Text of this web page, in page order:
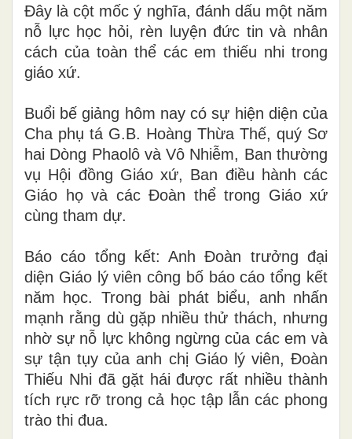
Đây là cột mốc ý nghĩa, đánh dấu một năm
nỗ lực học hỏi, rèn luyện đức tin và nhân
cách của toàn thể các em thiếu nhi trong
giáo xứ.
Buổi bế giảng hôm nay có sự hiện diện của
Cha phụ tá G.B. Hoàng Thừa Thế, quý Sơ
hai Dòng Phaolô và Vô Nhiễm, Ban thường
vụ Hội đồng Giáo xứ, Ban điều hành các
Giáo họ và các Đoàn thể trong Giáo xứ
cùng tham dự.
Báo cáo tổng kết: Anh Đoàn trưởng đại
diện Giáo lý viên công bố báo cáo tổng kết
năm học. Trong bài phát biểu, anh nhấn
mạnh rằng dù gặp nhiều thử thách, nhưng
nhờ sự nỗ lực không ngừng của các em và
sự tận tụy của anh chị Giáo lý viên, Đoàn
Thiếu Nhi đã gặt hái được rất nhiều thành
tích rực rỡ trong cả học tập lẫn các phong
trào thi đua.